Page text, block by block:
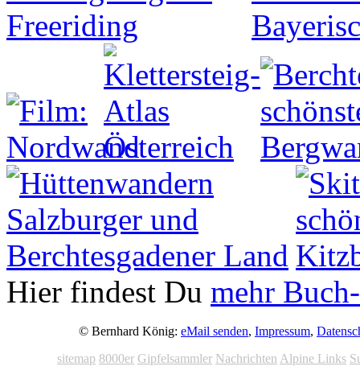
Hier findest Du mehr
© Bernhard König: eMail senden, Impressum,
sitemap 8000er Gipfelsammler Nachrichten Alpine Links